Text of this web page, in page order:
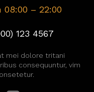
08:00 – 22:00
123 4567
mei dolore tritani
consequuntur, vim